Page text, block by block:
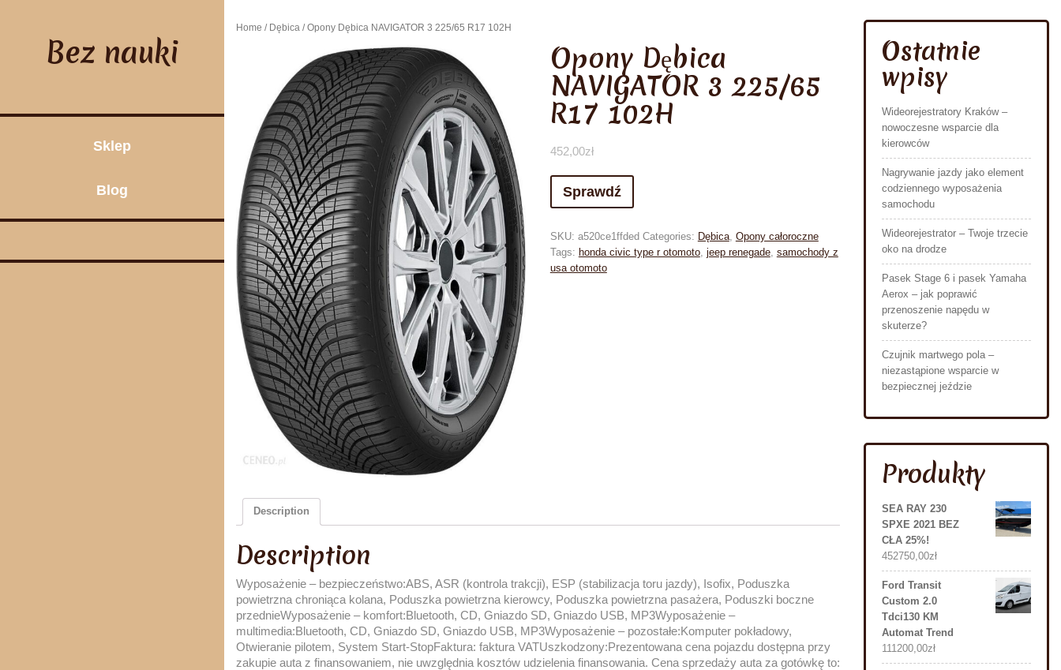
Bez nauki
Sklep
Blog
Home / Dębica / Opony Dębica NAVIGATOR 3 225/65 R17 102H
Opony Dębica
NAVIGATOR 3 225/65
R17 102H
452,00zł
Sprawdź
SKU: a520ce1ffded Categories: Dębica, Opony całoroczne
Tags: honda civic type r otomoto, jeep renegade, samochody z
usa otomoto
Description
Description
Wyposażenie – bezpieczeństwo:ABS, ASR (kontrola trakcji), ESP (stabilizacja toru jazdy), Isofix, Poduszka
powietrzna chroniąca kolana, Poduszka powietrzna kierowcy, Poduszka powietrzna pasażera, Poduszki boczne
przednieWyposażenie – komfort:Bluetooth, CD, Gniazdo SD, Gniazdo USB, MP3Wyposażenie –
multimedia:Bluetooth, CD, Gniazdo SD, Gniazdo USB, MP3Wyposażenie – pozostałe:Komputer pokładowy,
Otwieranie pilotem, System Start-StopFaktura: faktura VATUszkodzony:Prezentowana cena pojazdu dostępna przy
zakupie auta z finansowaniem, nie uwzględnia kosztów udzielenia finansowania. Cena sprzedaży auta za gotówkę to:
Ostatnie
wpisy
Wideorejestratory Kraków –
nowoczesne wsparcie dla
kierowców
Nagrywanie jazdy jako element
codziennego wyposażenia
samochodu
Wideorejestrator – Twoje trzecie
oko na drodze
Pasek Stage 6 i pasek Yamaha
Aerox – jak poprawić
przenoszenie napędu w
skuterze?
Czujnik martwego pola –
niezastąpione wsparcie w
bezpiecznej jeździe
Produkty
SEA RAY 230
SPXE 2021 BEZ
CŁA 25%!
452750,00zł
Ford Transit
Custom 2.0
Tdci130 KM
Automat Trend
111200,00zł